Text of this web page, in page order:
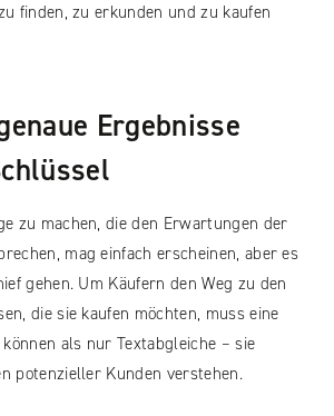
finden, zu erkunden und zu kaufen
Ergebnisse
zu machen, die den Erwartungen der
mag einfach erscheinen, aber es
gehen. Um Käufern den Weg zu den
die sie kaufen möchten, muss eine
als nur Textabgleiche – sie
potenzieller Kunden verstehen.